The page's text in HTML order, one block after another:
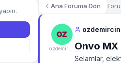
Ana Foruma Dön
ozdemircinar_ Onvo
Selamlar,